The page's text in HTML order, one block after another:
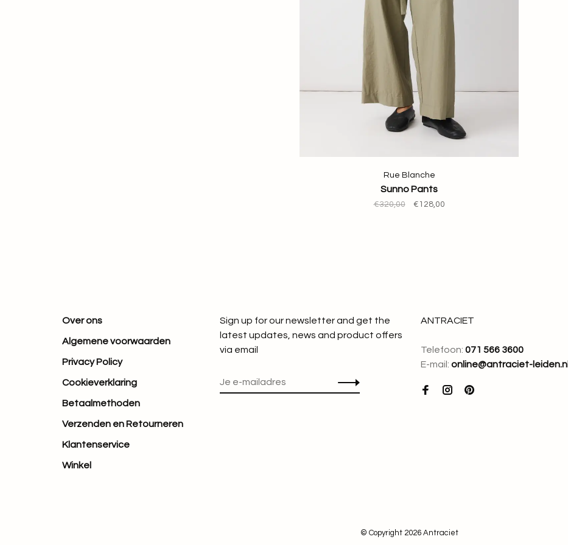
Rue Blanche
Sunno Pants
€320,00 €128,00
Over ons
Algemene voorwaarden
Privacy Policy
Cookieverklaring
Betaalmethoden
Verzenden en Retourneren
Klantenservice
Winkel
Sign up for our newsletter and get the
latest updates, news and product offers
via email
ANTRACIET
Telefoon: 071 566 3600
E-mail: online@antraciet-leiden.nl
© Copyright 2026 Antraciet